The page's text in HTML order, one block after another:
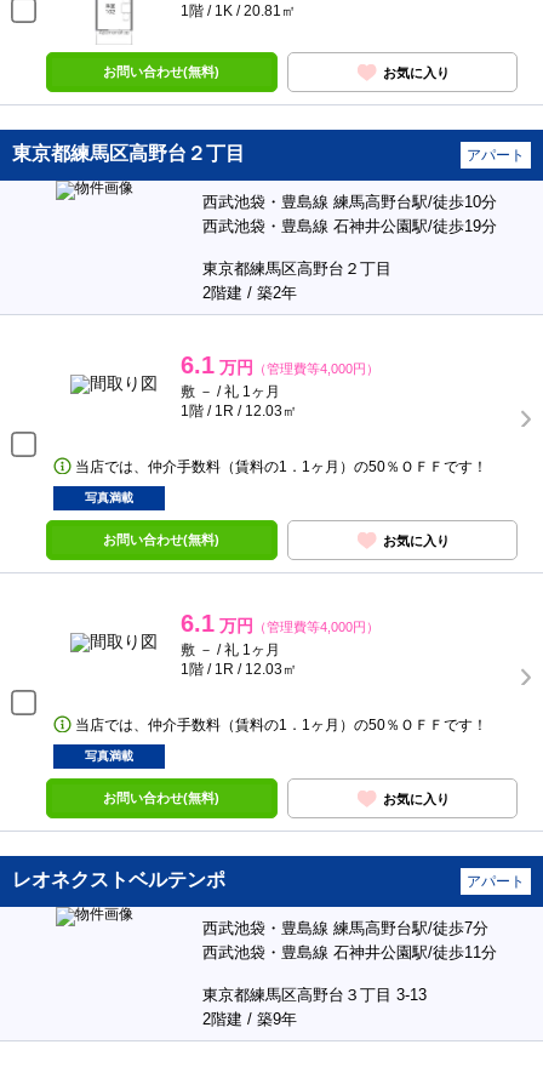
1階 / 1K / 20.81㎡
お問い合わせ(無料) お気に入り
東京都練馬区高野台２丁目 アパート
西武池袋・豊島線 練馬高野台駅/徒歩10分
西武池袋・豊島線 石神井公園駅/徒歩19分
東京都練馬区高野台２丁目
2階建 / 築2年
6.1 万円 （管理費等4,000円）
敷 － / 礼 1ヶ月
1階 / 1R / 12.03㎡
当店では、仲介手数料（賃料の1．1ヶ月）の50％ＯＦＦです！
写真満載
お問い合わせ(無料) お気に入り
6.1 万円 （管理費等4,000円）
敷 － / 礼 1ヶ月
1階 / 1R / 12.03㎡
当店では、仲介手数料（賃料の1．1ヶ月）の50％ＯＦＦです！
写真満載
お問い合わせ(無料) お気に入り
レオネクストベルテンポ アパート
西武池袋・豊島線 練馬高野台駅/徒歩7分
西武池袋・豊島線 石神井公園駅/徒歩11分
東京都練馬区高野台３丁目 3-13
2階建 / 築9年